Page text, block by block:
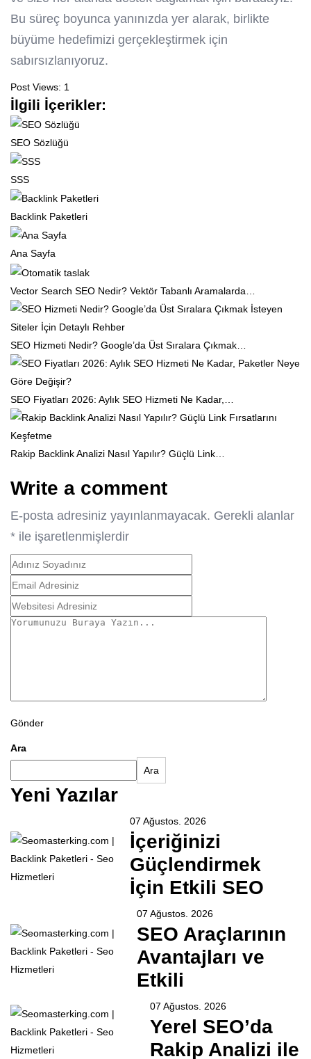
Bu süreç boyunca yanınızda yer alarak, birlikte
büyüme hedefimizi gerçekleştirmek için
sabırsızlanıyoruz.
Post Views: 1
İlgili İçerikler:
SEO Sözlüğü
SSS
Backlink Paketleri
Ana Sayfa
Vector Search SEO Nedir? Vektör Tabanlı Aramalarda…
SEO Hizmeti Nedir? Google’da Üst Sıralara Çıkmak…
SEO Fiyatları 2026: Aylık SEO Hizmeti Ne Kadar,…
Rakip Backlink Analizi Nasıl Yapılır? Güçlü Link…
Write a comment
E-posta adresiniz yayınlanmayacak. Gerekli alanlar
* ile işaretlenmişlerdir
Gönder
Ara
Ara
Yeni Yazılar
07 Ağustos. 2026
İçeriğinizi
Güçlendirmek
İçin Etkili SEO
07 Ağustos. 2026
SEO Araçlarının
Avantajları ve
Etkili
07 Ağustos. 2026
Yerel SEO’da
Rakip Analizi ile